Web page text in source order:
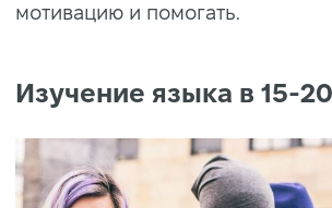
мотивацию и помогать.
Изучение языка в 15-